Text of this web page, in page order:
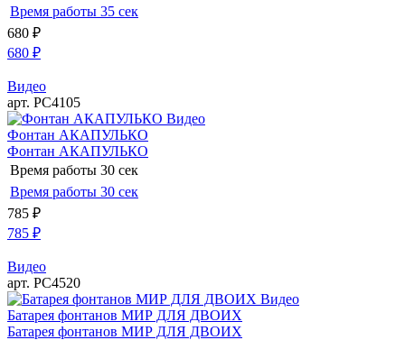
Время работы 35 сек
680 ₽
680 ₽
Видео
арт. РС4105
Видео
Фонтан АКАПУЛЬКО
Фонтан АКАПУЛЬКО
Время работы 30 сек
Время работы 30 сек
785 ₽
785 ₽
Видео
арт. РС4520
Видео
Батарея фонтанов МИР ДЛЯ ДВОИХ
Батарея фонтанов МИР ДЛЯ ДВОИХ